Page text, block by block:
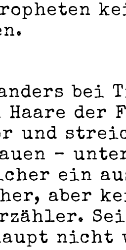
anders bei
Haare der
und
–
ein
aber